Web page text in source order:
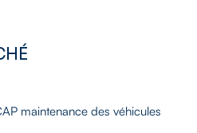
maintenance des véhicules